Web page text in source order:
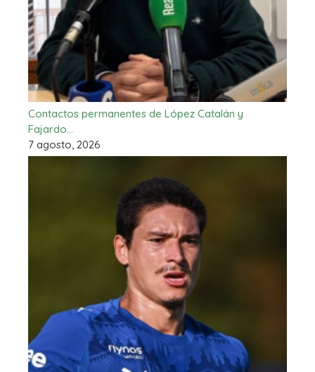
Contactos permanentes de López Catalán y
Fajardo…
7 agosto, 2026